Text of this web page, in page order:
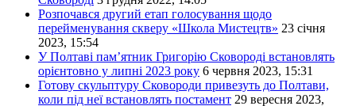
Розпочався другий етап голосування щодо
перейменування скверу «Школа Мистецтв» 23 січня
2023, 15:54
У Полтаві пам’ятник Григорію Сковороді встановлять
орієнтовно у липні 2023 року 6 червня 2023, 15:31
Готову скульптуру Сковороди привезуть до Полтави,
коли під неї встановлять постамент 29 вересня 2023,